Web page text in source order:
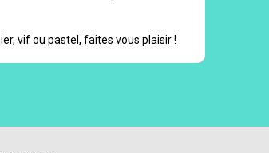
vif ou pastel, faites vous plaisir !